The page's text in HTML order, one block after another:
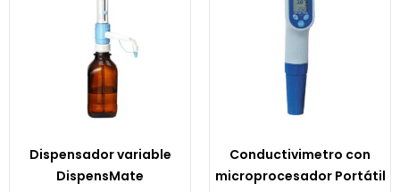
Dispensador variable
DispensMate
Conductivimetro con
microprocesador Portátil